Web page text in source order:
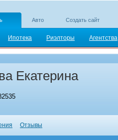
Авто Создать сайт
Ипотека Риэлторы Агентства
Екатерина
Отзывы